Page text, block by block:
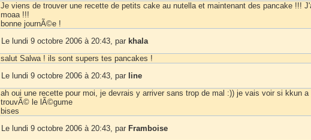
Je viens de trouver une recette de petits cake au nutella et maintenant des pancake !!!
moaa !!!
bonne journÃ©e !
Le lundi 9 octobre 2006 à 20:43, par khala
salut Salwa ! ils sont supers tes pancakes !
Le lundi 9 octobre 2006 à 20:43, par line
ah oui une recette pour moi, je devrais y arriver sans trop de mal :)) je vais voir si kkun a
trouvÃ© le lÃ©gume
bises
Le lundi 9 octobre 2006 à 20:43, par Framboise